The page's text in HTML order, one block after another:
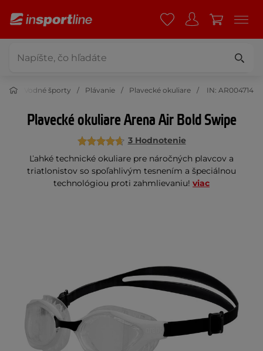
Vodné športy Plávanie Plavecké okuliare IN: AR004714
Plavecké okuliare Arena Air Bold Swipe
3 Hodnotenie
Ľahké technické okuliare pre náročných plavcov a
triatlonistov so spoľahlivým tesnením a špeciálnou
technológiou proti zahmlievaniu! viac